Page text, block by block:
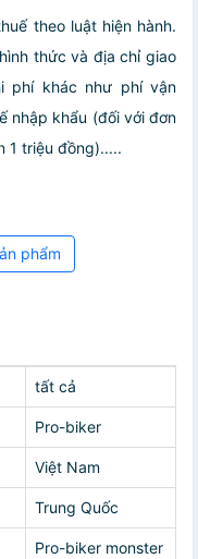
theo luật hiện hành.
thức và địa chỉ giao
phí khác như phí vận
nhập khẩu (đối với đơn
1 triệu đồng).....
phẩm
tất cả
Pro-biker
Việt Nam
Trung Quốc
Pro-biker monster